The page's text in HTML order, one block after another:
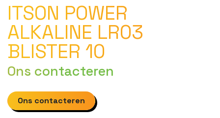
ITSON POWER
ALKALINE LR03
BLISTER 10
Ons contacteren
Ons contacteren